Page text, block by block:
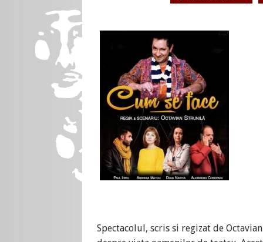
Spectacolul, scris si regizat de